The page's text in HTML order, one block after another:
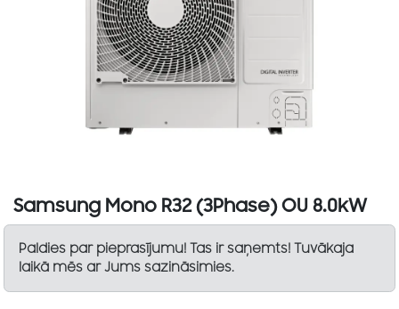
Samsung Mono R32 (3Phase) OU 8.0kW
Paldies par pieprasījumu! Tas ir saņemts! Tuvākaja
laikā mēs ar Jums sazināsimies.